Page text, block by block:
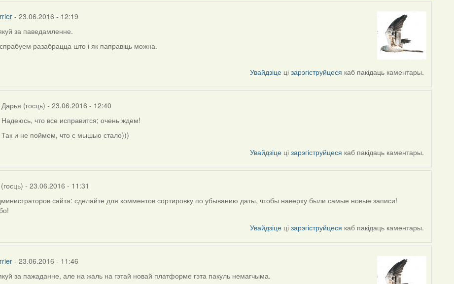
- 23.06.2016 - 12:19
за паведамленне.
разабрацца што і як паправіць можна.
Увайдзіце цізарэгіструйцеся каб пакідаць каментары.
Дарья (госць) - 23.06.2016 - 12:40
In
reply
Harrier
Надеюсь, что все исправится; очень ждем!
Так и не поймем, что с мышью стало)))
Увайдзіце цізарэгіструйцеся каб пакідаць каментары.
- 23.06.2016 - 11:31
сайта: сделайте для комментов сортировку по убыванию даты, чтобы наверху были самые новые записи!
Увайдзіце цізарэгіструйцеся каб пакідаць каментары.
- 23.06.2016 - 11:46
за пажаданне, але на жаль на гэтай новай платформе гэта пакуль немагчыма.